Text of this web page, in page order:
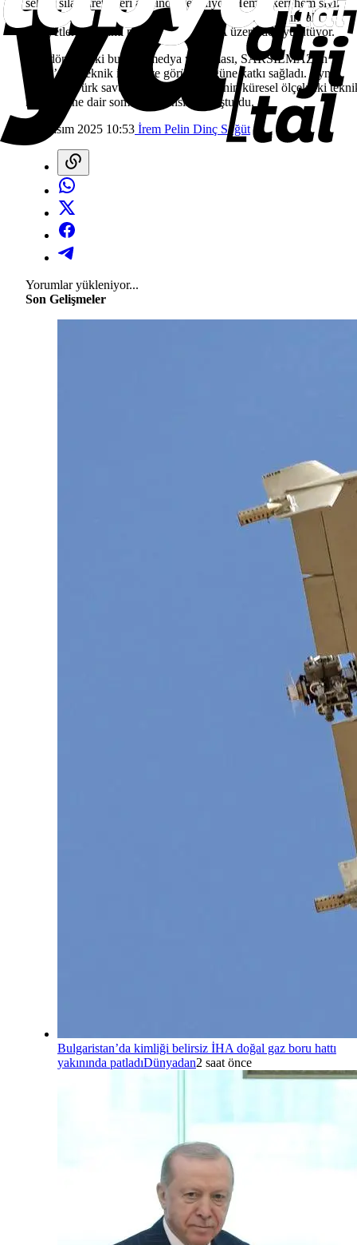
sektör silah üreticileri arasında yer alıyor. Hem askeri hem sivil
alanda geniş ürün yelpazesi sunan şirket, ABD pazarındaki
faaliyetlerini Miami merkezli SAR USA üzerinden yürütüyor.
Son dönemdeki bu üçlü medya yansıması, SARSILMAZ’ın
ABD’deki teknik itibarı ve görünürlüğüne katkı sağladı. Aynı
zamanda Türk savunma sanayi ürünlerinin küresel ölçekteki
kabiliyetine dair somut bir yansıma oluşturdu.
27 Kasım 2025 10:53 İrem Pelin Dinç Söğüt
Yorumlar yükleniyor...
Son Gelişmeler
Bulgaristan’da kimliği belirsiz İHA doğal gaz boru hattı
yakınında patladıDünyadan2 saat önce